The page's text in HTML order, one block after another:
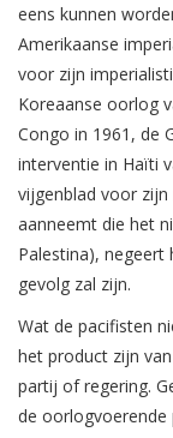
eens kunnen
Amerikaanse
voor zijn
Koreaanse oorlog
Congo in 1961, de
interventie in Haïti
vijgenblad voor zijn
aanneemt die het
Palestina),
gevolg zal zijn.
Wat de pacifisten
het product zijn
partij of regering.
de oorlogvoerende